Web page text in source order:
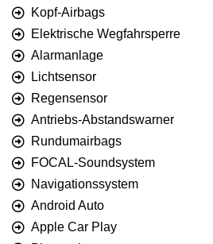
Kopf-Airbags
Elektrische Wegfahrsperre
Alarmanlage
Lichtsensor
Regensensor
Antriebs-Abstandswarner
Rundumairbags
FOCAL-Soundsystem
Navigationssystem
Android Auto
Apple Car Play